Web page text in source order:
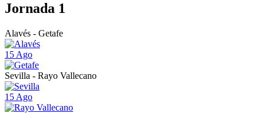
Jornada 1
Alavés - Getafe
15 Ago
Sevilla - Rayo Vallecano
15 Ago